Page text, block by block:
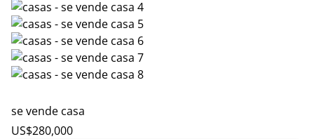
se vende casa
US$280,000